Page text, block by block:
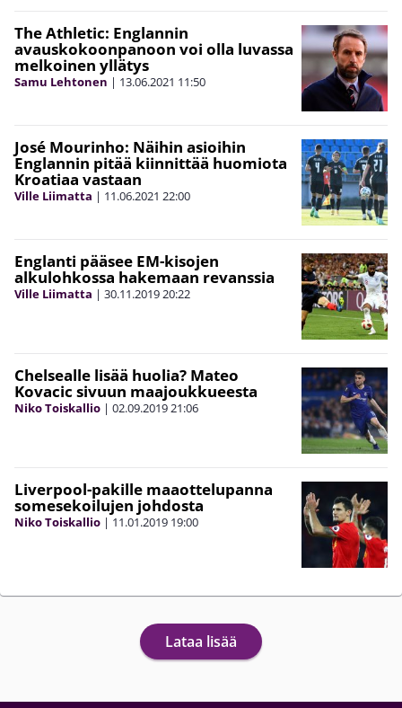
The Athletic: Englannin
avauskokoonpanoon voi olla luvassa
melkoinen yllätys
Samu Lehtonen | 13.06.2021 11:50
José Mourinho: Näihin asioihin
Englannin pitää kiinnittää huomiota
Kroatiaa vastaan
Ville Liimatta | 11.06.2021 22:00
Englanti pääsee EM-kisojen
alkulohkossa hakemaan revanssia
Ville Liimatta | 30.11.201920:22
Chelsealle lisää huolia? Mateo
Kovacic sivuun maajoukkueesta
Niko Toiskallio | 02.09.201921:06
Liverpool-pakille maaottelupanna
somesekoilujen johdosta
Niko Toiskallio | 11.01.2019 19:00
Lataa lisää